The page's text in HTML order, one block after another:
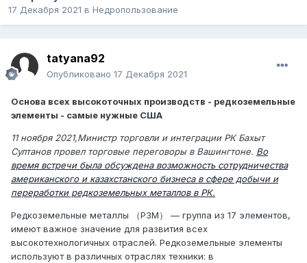
17 Декабря 2021 в Недропользование
tatyana92
Опубликовано 17 Декабря 2021
Основа всех высокоточных производств - редкоземельные
элементы - самые нужные США
11 ноября 2021,Министр торговли и интеграции РК Бахыт
Султанов провел торговые переговоры в Вашингтоне. Во
время встречи была обсуждена возможность сотрудничества
американского и казахстанского бизнеса в сфере добычи и
переработки редкоземельных металлов в РК.
Редкоземельные металлы （РЗМ） — группа из 17 элементов,
имеют важное значение для развития всех
высокотехнологичных отраслей. Редкоземельные элементы
используют в различных отраслях техники: в